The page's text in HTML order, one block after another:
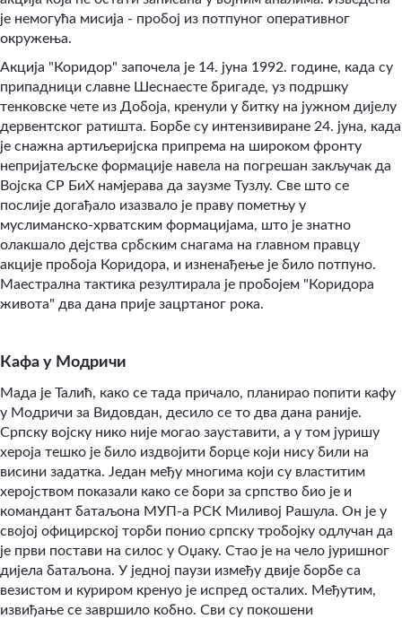
је немогућа мисија - пробој из потпуног оперативног
окружења.
Акција "Коридор" започела је 14. јуна 1992. године, када су
припадници славне Шеснаесте бригаде, уз подршку
тенковске чете из Добоја, кренули у битку на јужном дијелу
дервентског ратишта. Борбе су интензивиране 24. јуна, када
је снажна артиљеријска припрема на широком фронту
непријатељске формације навела на погрешан закључак да
Војска СР БиХ намјерава да заузме Тузлу. Све што се
послије догађало изазвало је праву пометњу у
муслиманско-хрватским формацијама, што је знатно
олакшало дејства србским снагама на главном правцу
акције пробоја Коридора, и изненађење је било потпуно.
Маестрална тактика резултирала је пробојем "Коридора
живота" два дана прије зацртаног рока.
Кафа у Модричи
Мада је Талић, како се тада причало, планирао попити кафу
у Модричи за Видовдан, десило се то два дана раније.
Српску војску нико није могао зауставити, а у том јуришу
хероја тешко је било издвојити борце који нису били на
висини задатка. Један међу многима који су властитим
херојством показали како се бори за српство био је и
командант батаљона МУП-а РСК Миливој Рашула. Он је у
својој официрској торби понио српску тробојку одлучан да
је први постави на силос у Оџаку. Стао је на чело јуришног
дијела батаљона. У једној паузи између двије борбе са
везистом и куриром кренуо је испред осталих. Међутим,
извиђање се завршило кобно. Сви су покошени